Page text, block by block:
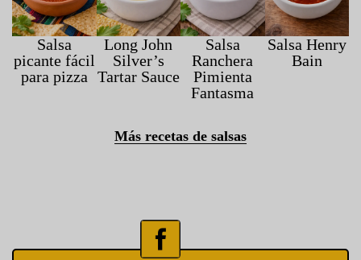
Salsa
picante fácil
para pizza
Long John
Silver’s
Tartar Sauce
Salsa
Ranchera
Pimienta
Fantasma
Salsa Henry
Bain
Más recetas de salsas